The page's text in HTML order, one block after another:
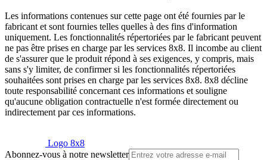
Les informations contenues sur cette page ont été fournies par le
fabricant et sont fournies telles quelles à des fins d'information
uniquement. Les fonctionnalités répertoriées par le fabricant peuvent
ne pas être prises en charge par les services 8x8. Il incombe au client
de s'assurer que le produit répond à ses exigences, y compris, mais
sans s'y limiter, de confirmer si les fonctionnalités répertoriées
souhaitées sont prises en charge par les services 8x8. 8x8 décline
toute responsabilité concernant ces informations et souligne
qu'aucune obligation contractuelle n'est formée directement ou
indirectement par ces informations.
Logo 8x8
Abonnez-vous à notre newsletter